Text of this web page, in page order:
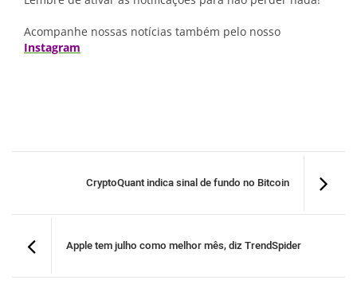
Acompanhe nossas notícias também pelo nosso
Instagram
CryptoQuant indica sinal de fundo no Bitcoin
Apple tem julho como melhor mês, diz TrendSpider